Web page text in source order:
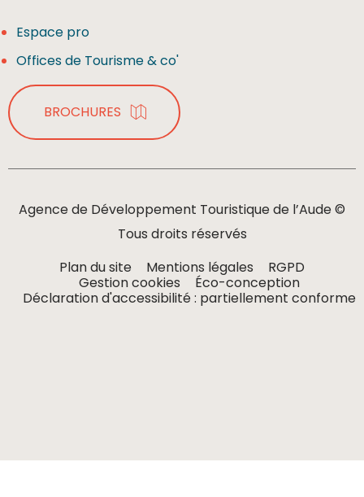
Espace pro
Offices de Tourisme & co'
BROCHURES
Agence de Développement Touristique de l’Aude ©
Tous droits réservés
Plan du site
Mentions légales
RGPD
Gestion cookies
Éco-conception
Déclaration d'accessibilité : partiellement conforme